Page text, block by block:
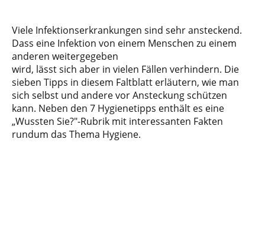
Viele Infektionserkrankungen sind sehr ansteckend.
Dass eine Infektion von einem Menschen zu einem
anderen weitergegeben
wird, lässt sich aber in vielen Fällen verhindern. Die
sieben Tipps in diesem Faltblatt erläutern, wie man
sich selbst und andere vor Ansteckung schützen
kann. Neben den 7 Hygienetipps enthält es eine
„Wussten Sie?"-Rubrik mit interessanten Fakten
rundum das Thema Hygiene.